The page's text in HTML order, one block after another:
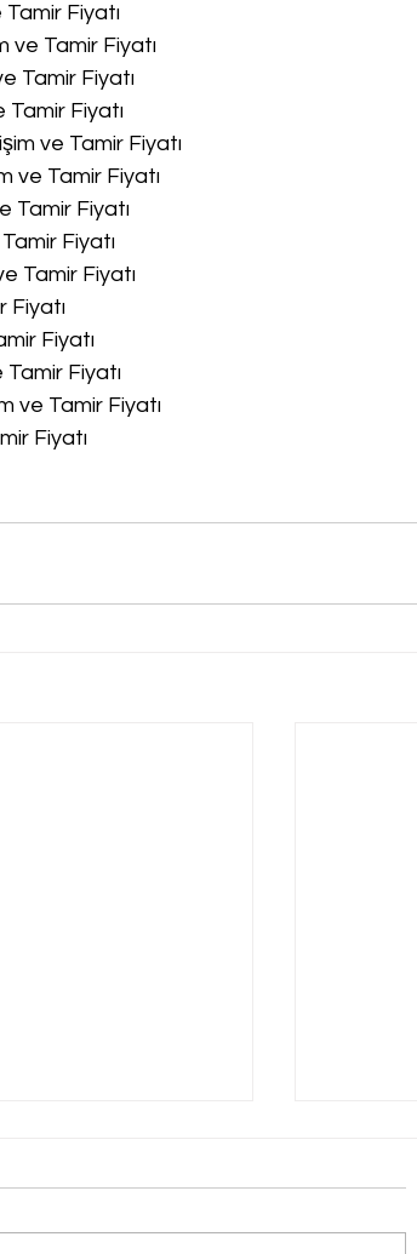
Fiyatı
Tamir Fiyatı
Tamir Fiyatı
Fiyatı
ve Tamir Fiyatı
ve Tamir Fiyatı
Tamir Fiyatı
Fiyatı
Tamir Fiyatı
Fiyatı
Fiyatı
Fiyatı
ve Tamir Fiyatı
Fiyatı